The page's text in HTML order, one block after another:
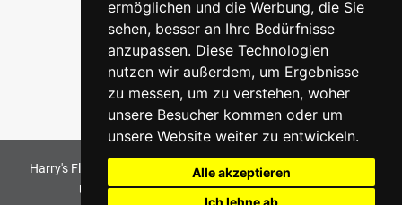
ermöglichen und die Werbung, die Sie
sehen, besser an Ihre Bedürfnisse
anzupassen. Diese Technologien
nutzen wir außerdem, um Ergebnisse
zu messen, um zu verstehen, woher
unsere Besucher kommen oder um
unsere Website weiter zu entwickeln.
Alle akzeptieren
Ich lehne ab
Harry's Fliesenmarkt GmbH & Co KG2026. All Rights Reserved
Umsetzung und Bereitstellung durchw3e.de